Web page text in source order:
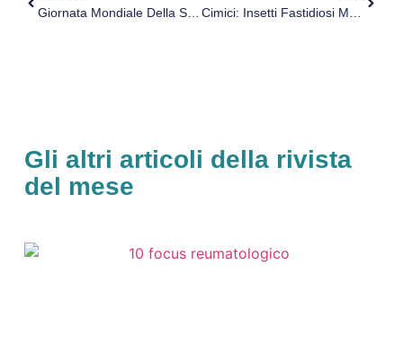
Giornata Mondiale Della Salute Mentale: Le Iniziative Della Asl Toscana Sud Est A Grosseto
Gli altri articoli della rivista
del mese